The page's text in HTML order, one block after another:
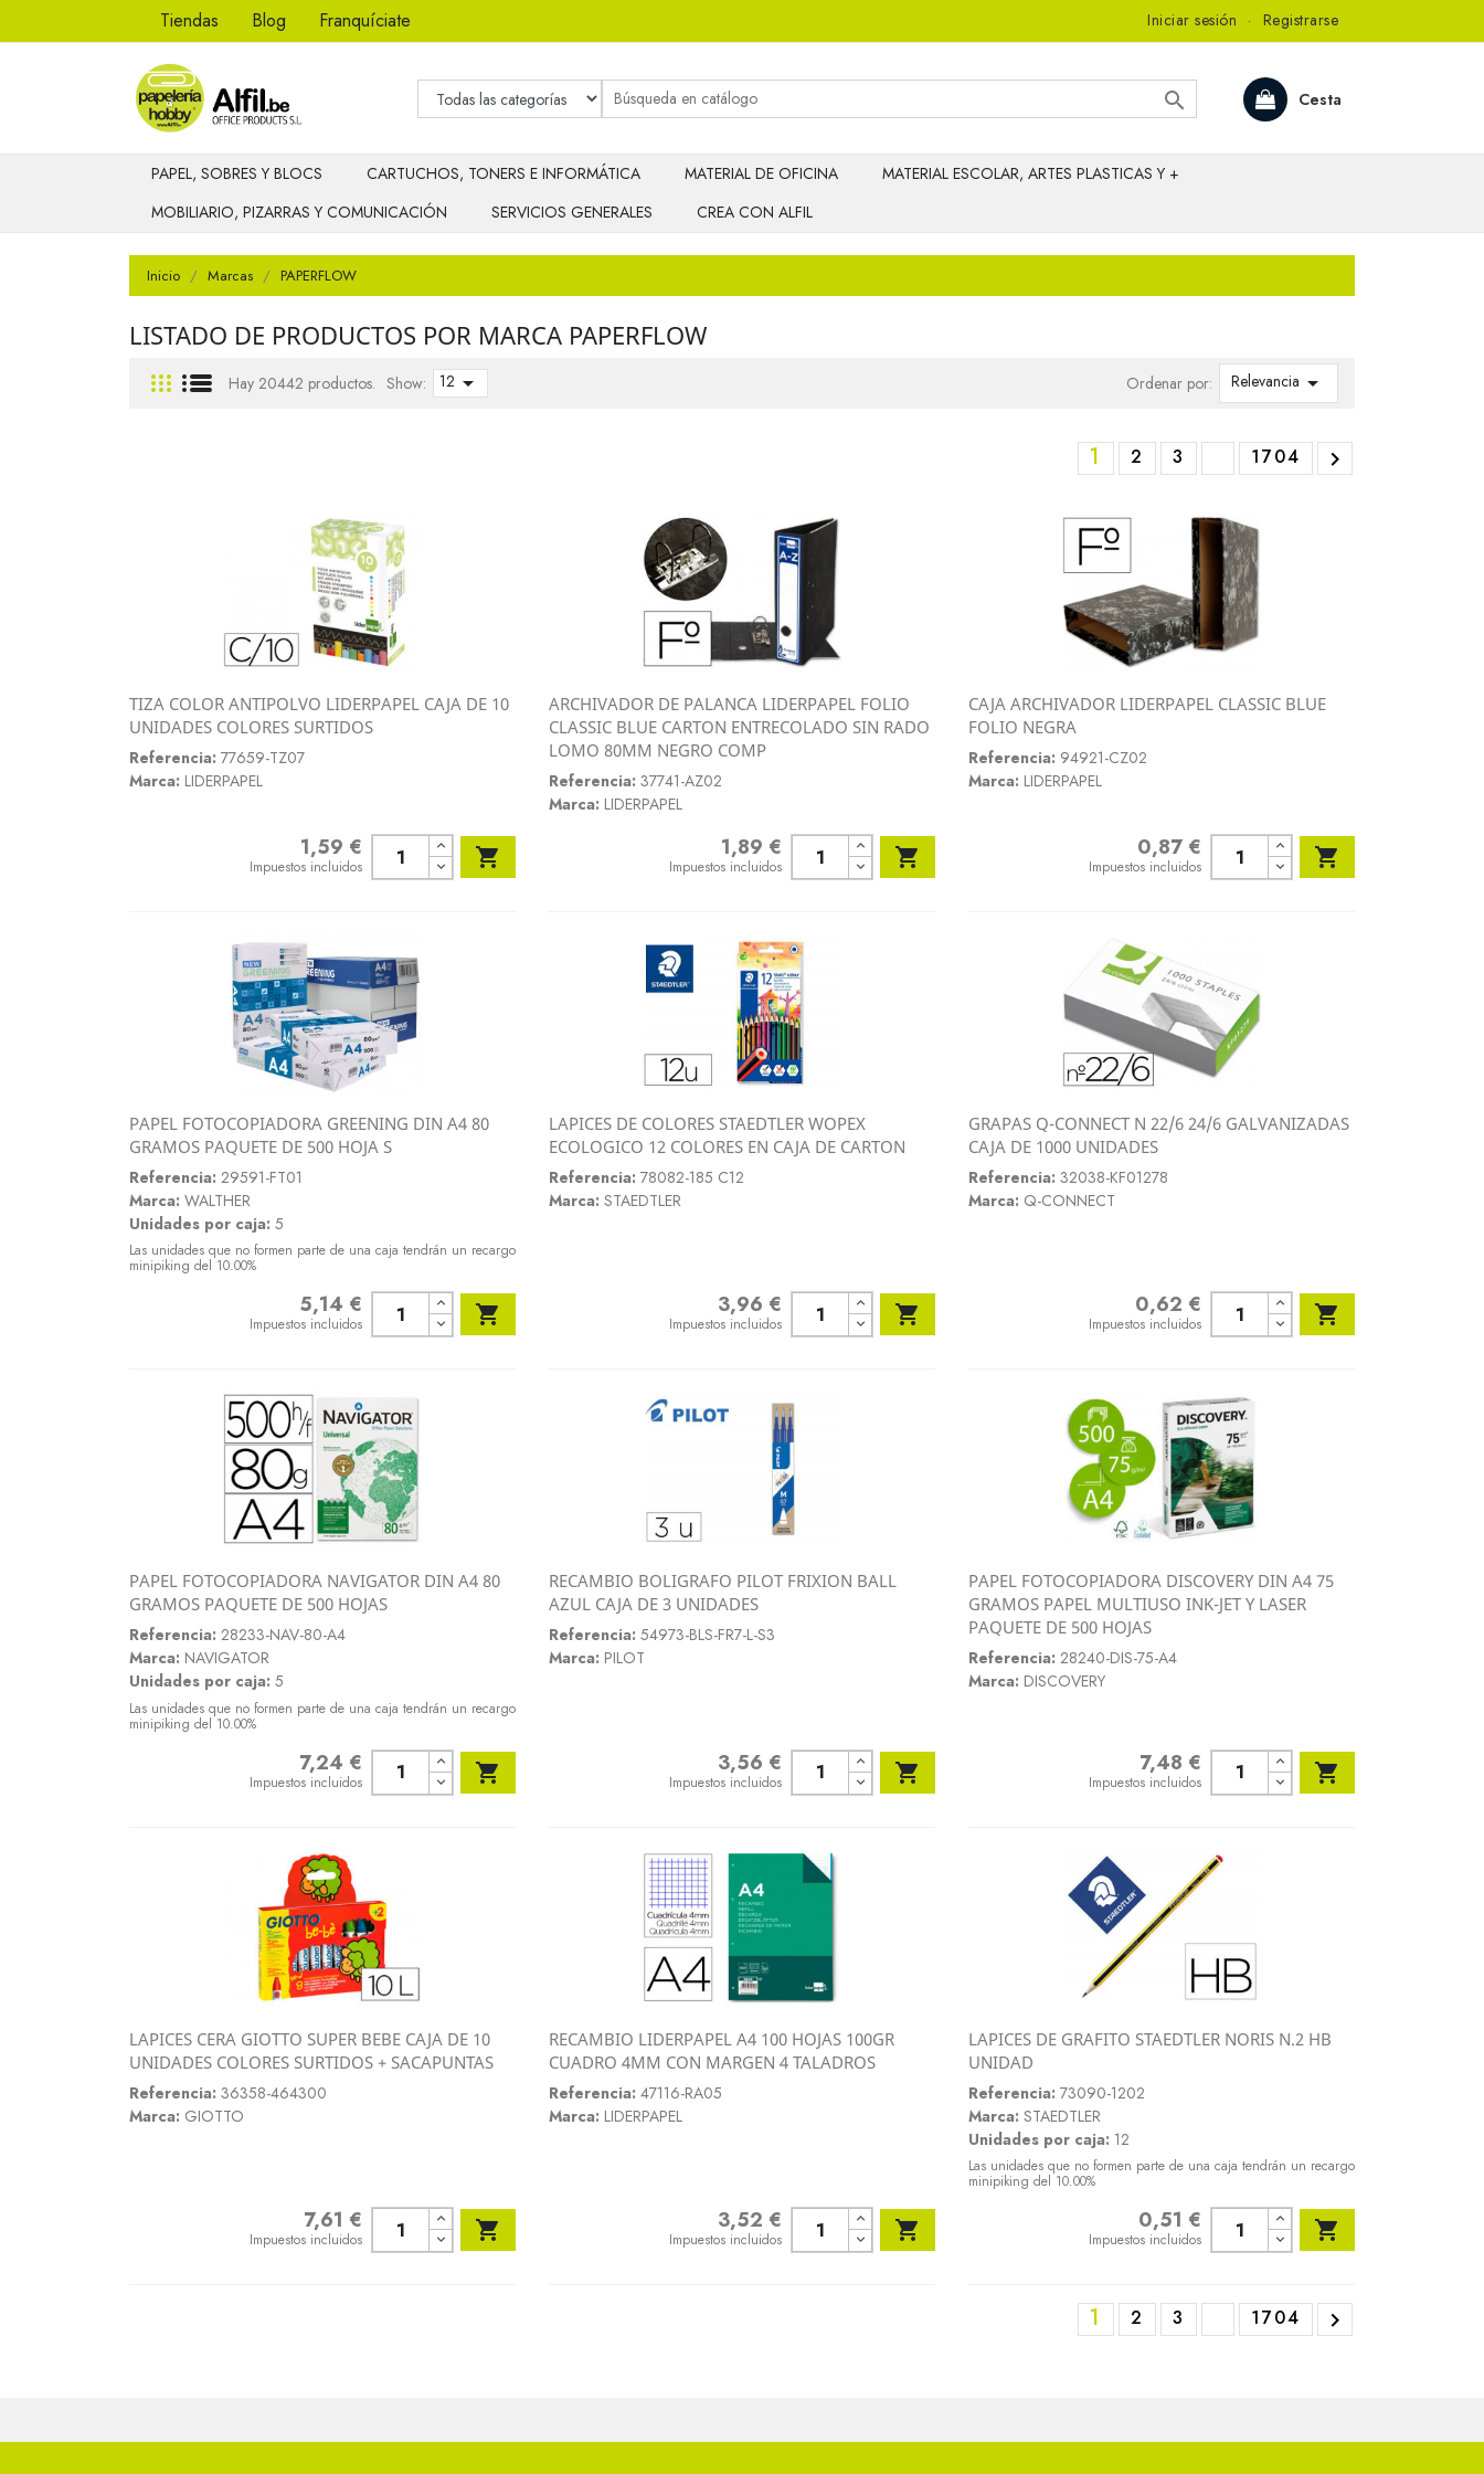
Tiendas Blog Franquíciate Iniciar sesión · Registrarse
Cesta

PAPEL, SOBRES Y BLOCS CARTUCHOS, TONERS E INFORMÁTICA MATERIAL DE OFICINA
MATERIAL ESCOLAR, ARTES PLASTICAS Y +
MOBILIARIO, PIZARRAS Y COMUNICACIÓN
SERVICIOS GENERALES CREA CON ALFIL
Inicio Marcas PAPERFLOW
LISTADO DE PRODUCTOS POR MARCA PAPERFLOW
Hay 20442 productos. Show: 12  Ordenar por: Relevancia 
1 2 3 1704 
 Vista rápida
TIZA COLOR ANTIPOLVO LIDERPAPEL CAJA DE 10
UNIDADES COLORES SURTIDOS
Referencia: 77659-TZ07
Marca: LIDERPAPEL
1,59 €
Impuestos incluidos 
Vista rápida
ARCHIVADOR DE PALANCA LIDERPAPEL FOLIO
CLASSIC BLUE CARTON ENTRECOLADO SIN RADO
LOMO 80MM NEGRO COMP
Referencia: 37741-AZ02
Marca: LIDERPAPEL
1,89 €
Impuestos incluidos 
CAJA ARCHIVADOR LIDERPAPEL CLASSIC BLUE
FOLIO NEGRA
Referencia: 94921-CZ02
Marca: LIDERPAPEL
0,87 €
Impuestos incluidos 
Vista rápida
PAPEL FOTOCOPIADORA GREENING DIN A4 80
GRAMOS PAQUETE DE 500 HOJA S
Referencia: 29591-FT01
Marca: WALTHER
Unidades por caja: 5
Las unidades que no formen parte de una caja tendrán un recargo
minipiking del 10.00%
5,14 €
Impuestos incluidos 
Vista rápida
LAPICES DE COLORES STAEDTLER WOPEX
ECOLOGICO 12 COLORES EN CAJA DE CARTON
Referencia: 78082-185 C12
Marca: STAEDTLER
3,96 €
Impuestos incluidos 
Vista rápida
GRAPAS Q-CONNECT N 22/6 24/6 GALVANIZADAS
CAJA DE 1000 UNIDADES
Referencia: 32038-KF01278
Marca: Q-CONNECT
0,62 €
Impuestos incluidos 
Vista rápida
PAPEL FOTOCOPIADORA NAVIGATOR DIN A4 80
GRAMOS PAQUETE DE 500 HOJAS
Referencia: 28233-NAV-80-A4
Marca: NAVIGATOR
Unidades por caja: 5
Las unidades que no formen parte de una caja tendrán un recargo
minipiking del 10.00%
7,24 €
Impuestos incluidos 
Vista rápida
RECAMBIO BOLIGRAFO PILOT FRIXION BALL
AZUL CAJA DE 3 UNIDADES
Referencia: 54973-BLS-FR7-L-S3
Marca: PILOT
3,56 €
Impuestos incluidos 
Vista rápida
PAPEL FOTOCOPIADORA DISCOVERY DIN A4 75
GRAMOS PAPEL MULTIUSO INK-JET Y LASER
PAQUETE DE 500 HOJAS
Referencia: 28240-DIS-75-A4
Marca: DISCOVERY
7,48 €
Impuestos incluidos 
 Vista rápida
LAPICES CERA GIOTTO SUPER BEBE CAJA DE 10
UNIDADES COLORES SURTIDOS + SACAPUNTAS
Referencia: 36358-464300
Marca: GIOTTO
7,61 €
Impuestos incluidos 
Vista rápida
RECAMBIO LIDERPAPEL A4 100 HOJAS 100GR
CUADRO 4MM CON MARGEN 4 TALADROS
Referencia: 47116-RA05
Marca: LIDERPAPEL
3,52 €
Impuestos incluidos 
LAPICES DE GRAFITO STAEDTLER NORIS N.2 HB
UNIDAD
Referencia: 73090-1202
Marca: STAEDTLER
Unidades por caja: 12
Las unidades que no formen parte de una caja tendrán un recargo
minipiking del 10.00%
0,51 €
Impuestos incluidos 
1 2 3 1704 